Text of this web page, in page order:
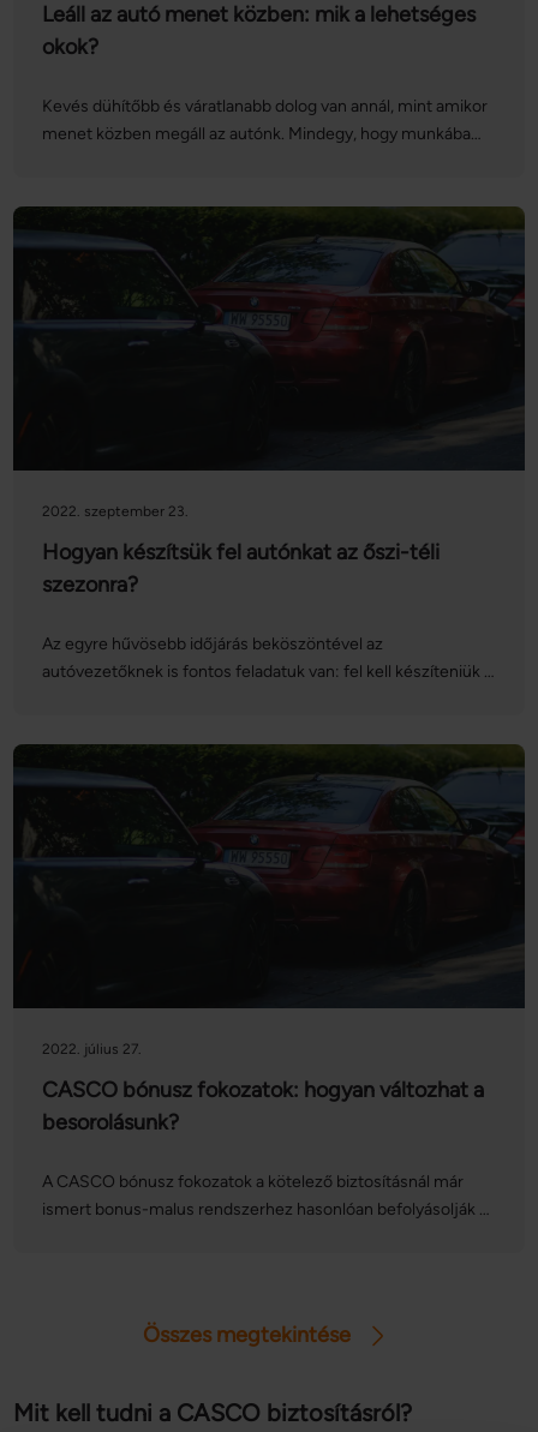
Leáll az autó menet közben: mik a lehetséges
okok?
Kevés dühítőbb és váratlanabb dolog van annál, mint amikor
menet közben megáll az autónk. Mindegy, hogy munkába
kellemetlen, de akár veszélyes szituációt is teremthet
nagyobb sebesség mellett. Cikkünkben bemutatunk 5 okot,
ami az autó hirtelen megállásához vezethet.
2022. szeptember 23.
Hogyan készítsük fel autónkat az őszi-téli
szezonra?
Az egyre hűvösebb időjárás beköszöntével az
autóvezetőknek is fontos feladatuk van: fel kell készíteniük a
ennél lényegesen bővebb a lista: mutatjuk azokat a
teendőket, amelyeket mindenképpen ki kell pipálnunk a
biztonságos közlekedéshez!
2022. július 27.
CASCO bónusz fokozatok: hogyan változhat a
besorolásunk?
A CASCO bónusz fokozatok a kötelező biztosításnál már
ismert bonus-malus rendszerhez hasonlóan befolyásolják a
tisztában legyünk a részletekkel: mutatjuk a legfontosabb
Összes megtekintése
Mit kell tudni a CASCO biztosításról?